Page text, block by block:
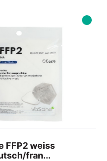
Warenkorb
FFP2 weiss
fran...